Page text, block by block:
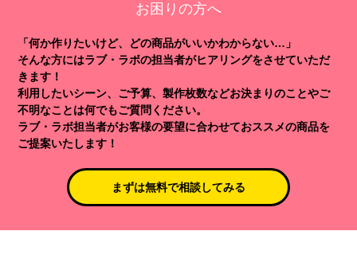
お困りの方へ
「何か作りたいけど、どの商品がいいかわからない…」
そんな方にはラブ・ラボの担当者がヒアリングをさせていただ
きます！
利用したいシーン、ご予算、製作枚数などお決まりのことやご
不明なことは何でもご質問ください。
ラブ・ラボ担当者がお客様の要望に合わせておススメの商品を
ご提案いたします！
まずは無料で相談してみる